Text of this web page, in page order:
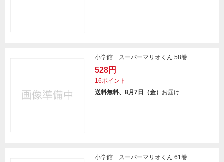
小学館 スーパーマリオくん 58巻
528円
16ポイント
送料無料、8月7日（金） お届け
小学館 スーパーマリオくん 61巻